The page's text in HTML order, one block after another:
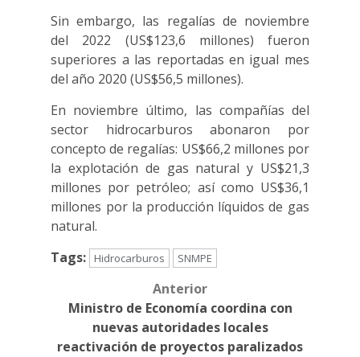
Sin embargo, las regalías de noviembre
del 2022 (US$123,6 millones) fueron
superiores a las reportadas en igual mes
del año 2020 (US$56,5 millones).
En noviembre último, las compañías del
sector hidrocarburos abonaron por
concepto de regalías: US$66,2 millones por
la explotación de gas natural y US$21,3
millones por petróleo; así como US$36,1
millones por la producción líquidos de gas
natural.
Tags:
Hidrocarburos SNMPE
navigation
Anterior
Ministro de Economía coordina con
nuevas autoridades locales
reactivación de proyectos paralizados